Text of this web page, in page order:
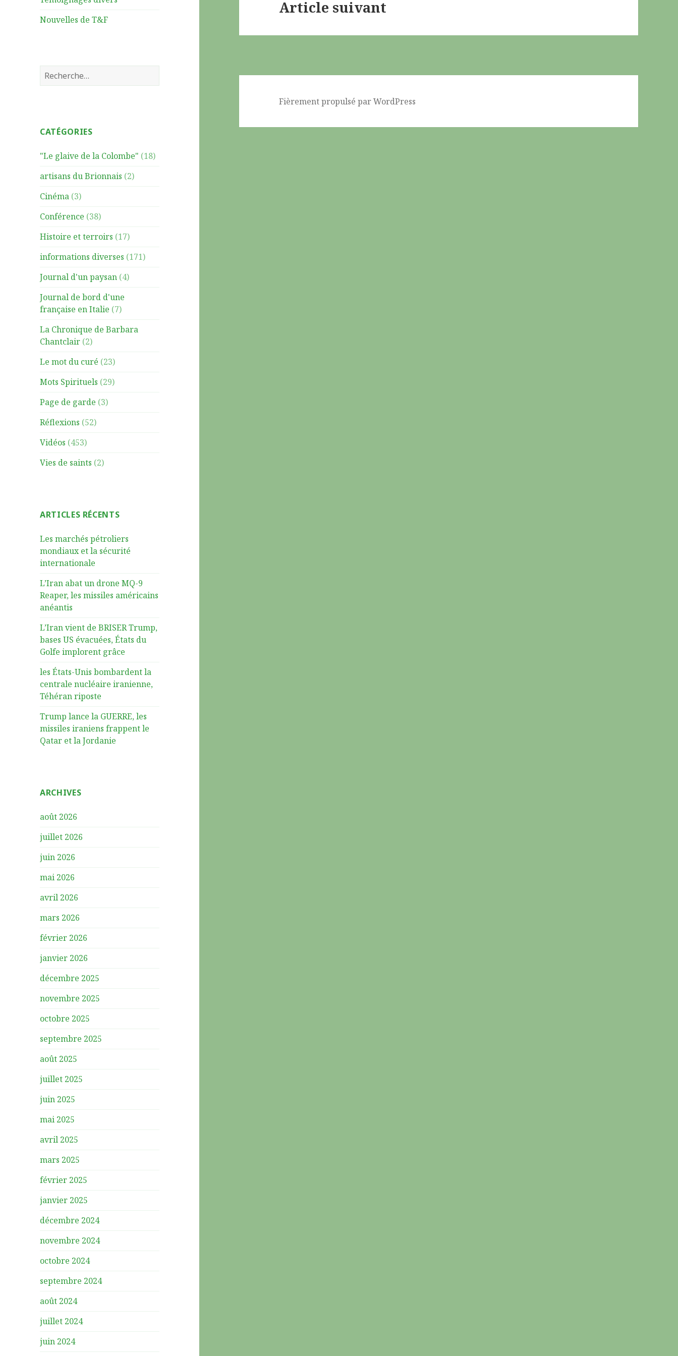
Nouvelles de T&F
R
e
r
h
r
CATÉGORIES
"Le glaive de la Colombe" (18)
artisans du Brionnais (2)
Cinéma (3)
Conférence (38)
Histoire et terroirs (17)
informations diverses (171)
Journal d'un paysan (4)
Journal de bord d'une
française en Italie (7)
La Chronique de Barbara
Chantclair (2)
Le mot du curé (23)
Mots Spirituels (29)
Page de garde (3)
Réflexions (52)
Vidéos (453)
Vies de saints (2)
ARTICLES RÉCENTS
Les marchés pétroliers
mondiaux et la sécurité
internationale
L’Iran abat un drone MQ-9
Reaper, les missiles américains
anéantis
L’Iran vient de BRISER Trump,
bases US évacuées, États du
Golfe implorent grâce
les États-Unis bombardent la
centrale nucléaire iranienne,
Téhéran riposte
Trump lance la GUERRE, les
missiles iraniens frappent le
Qatar et la Jordanie
ARCHIVES
août 2026
juillet 2026
juin 2026
mai 2026
avril 2026
mars 2026
février 2026
janvier 2026
décembre 2025
novembre 2025
octobre 2025
septembre 2025
août 2025
juillet 2025
juin 2025
mai 2025
avril 2025
mars 2025
février 2025
janvier 2025
décembre 2024
novembre 2024
octobre 2024
septembre 2024
août 2024
juillet 2024
juin 2024
Article
Article suivant
Fièrement propulsé par WordPress